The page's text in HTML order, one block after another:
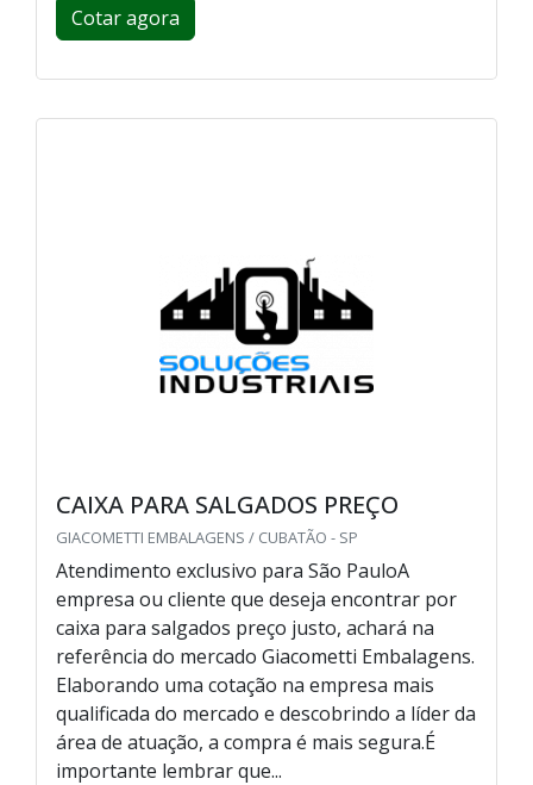
Cotar agora
CAIXA PARA SALGADOS PREÇO
GIACOMETTI EMBALAGENS / CUBATÃO - SP
Atendimento exclusivo para São PauloA
empresa ou cliente que deseja encontrar por
caixa para salgados preço justo, achará na
referência do mercado Giacometti Embalagens.
Elaborando uma cotação na empresa mais
qualificada do mercado e descobrindo a líder da
área de atuação, a compra é mais segura.É
importante lembrar que...